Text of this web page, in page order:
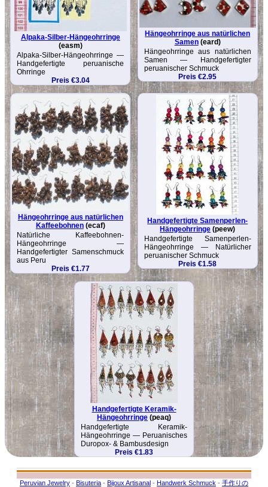
Alpaka-Silber-Hängeohrringe
(easm)
Alpaka-Silber-Hängeohrringe —
Handgefertigte peruanische
Ohrringe
Preis €3.04
Hängeohrringe aus natürlichen
Samen(eard)
Hängeohrringe aus natürlichen
Samen — Handgefertigter
peruanischer Schmuck
Preis €2.95
Hängeohrringe aus natürlichen
Kaffeebohnen(ecaf)
Natürliche Kaffee­bohnen-
Hängeohrringe —
Handgefertigter Samenschmuck
aus Peru
Preis €1.77
Handgefertigte Samenperlen-
Hängeohrringe (peew)
Handgefertigte Samenperlen-
Hängeohrringe — Natürlicher
peruanischer Schmuck
Preis €1.58
Handgefertigte Keramik-
Hängeohrringe (peaq)
Handgefertigte Keramik-
Hängeohrringe — Peruanisches
Duropox- & Bambusdesign
Preis €1.83
Peruvian Jewelry - Bisuteria - Bijoux Artisanal - Handwerk Schmuck - 手作りの